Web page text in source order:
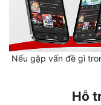
Mỹ Thực
Ngôn Tình
Nếu gặp vấn đề gì
Hỗ